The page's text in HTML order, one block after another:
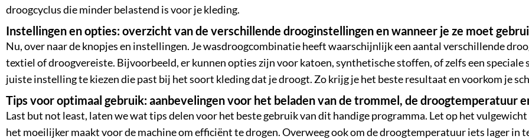
droogcyclus die minder belastend is voor je kleding.
Instellingen en opties: overzicht van de verschillende drooginstellingen en wanneer je ze moet
Nu, over naar de knopjes en instellingen. Je wasdroogcombinatie heeft waarschijnlijk een aantal verschillende
textiel of droogvereiste. Bijvoorbeeld, er kunnen opties zijn voor katoen, synthetische stoffen, of zelfs een
juiste instelling te kiezen die past bij het soort kleding dat je droogt. Zo krijg je het beste resultaat en voorkom je
Tips voor optimaal gebruik: aanbevelingen voor het beladen van de trommel, de droogtemperatuur
Last but not least, laten we wat tips delen voor het beste gebruik van dit handige programma. Let op het
het moeilijker maakt voor de machine om efficiënt te drogen. Overweeg ook om de droogtemperatuur iets lager